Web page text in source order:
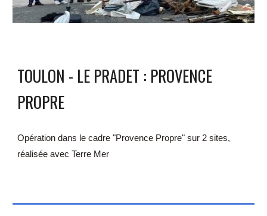
TOULON - LE PRADET : PROVENCE
PROPRE
Opération dans le cadre "Provence Propre" sur 2 sites,
réalisée avec Terre Mer